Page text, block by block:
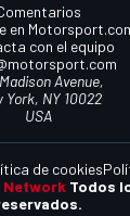
en
con el equipo
Avenue,
York, NY 10022
USA
Todos
de cookies